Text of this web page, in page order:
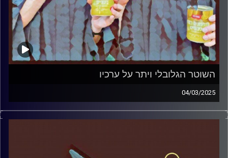
השוטר הגלובלי ויתר על ערכיו
04/03/2025
המערכת הפוליטית על ספת הפסיכולוג, עם פרופסור בועז בן-
דוד ופרופסור גלעד הירשברגר